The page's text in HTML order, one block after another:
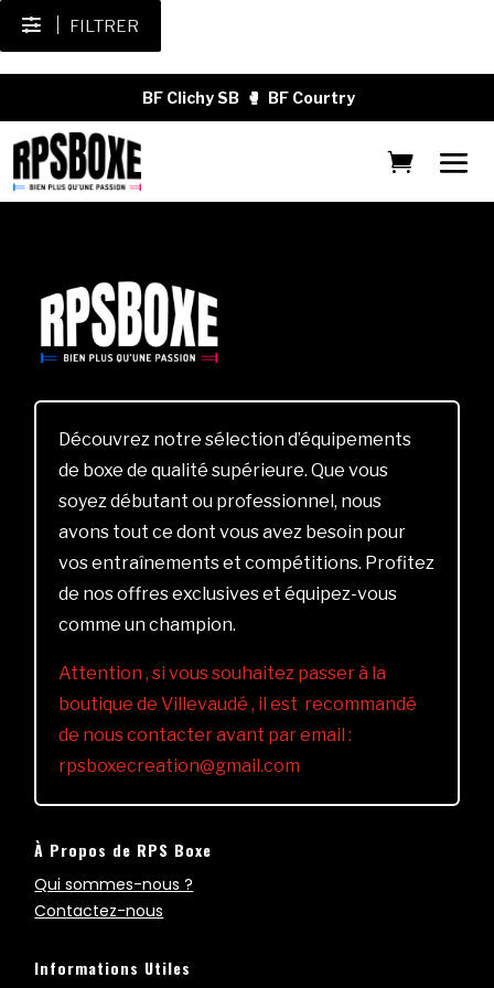
FILTRER
BF Clichy SB 🥊 BF Courtry
Découvrez notre sélection d’équipements
de boxe de qualité supérieure. Que vous
soyez débutant ou professionnel, nous
avons tout ce dont vous avez besoin pour
vos entraînements et compétitions. Profitez
de nos offres exclusives et équipez-vous
comme un champion.
Attention , si vous souhaitez passer à la
boutique de Villevaudé , il est recommandé
de nous contacter avant par email :
rpsboxecreation@gmail.com
À Propos de RPS Boxe
Qui sommes-nous ?
Contactez-nous
Informations Utiles